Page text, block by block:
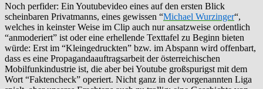
Noch perfider: Ein Youtubevideo eines auf den ersten Blick
scheinbaren Privatmanns, eines gewissen “Michael Wurzinger“,
welches in keinster Weise im Clip auch nur ansatzweise ordentlich
“anmoderiert” ist oder eine erhellende Texttafel zu Beginn bieten
würde: Erst im “Kleingedruckten” bzw. im Abspann wird offenbart,
dass es eine Propagandaauftragsarbeit der österreichischen
Mobilfunkindustrie ist, die aber bei Youtube großspurigst mit dem
Wort “Faktencheck” operiert. Nicht ganz in der vorgenannten Liga